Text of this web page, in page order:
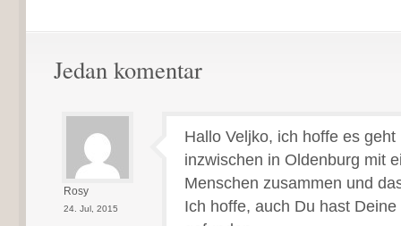
Jedan komentar
Rosy
24. Jul, 2015
Hallo Veljko, ich hoffe es
inzwischen in Oldenburg mit
Menschen zusammen und
Ich hoffe, auch Du hast